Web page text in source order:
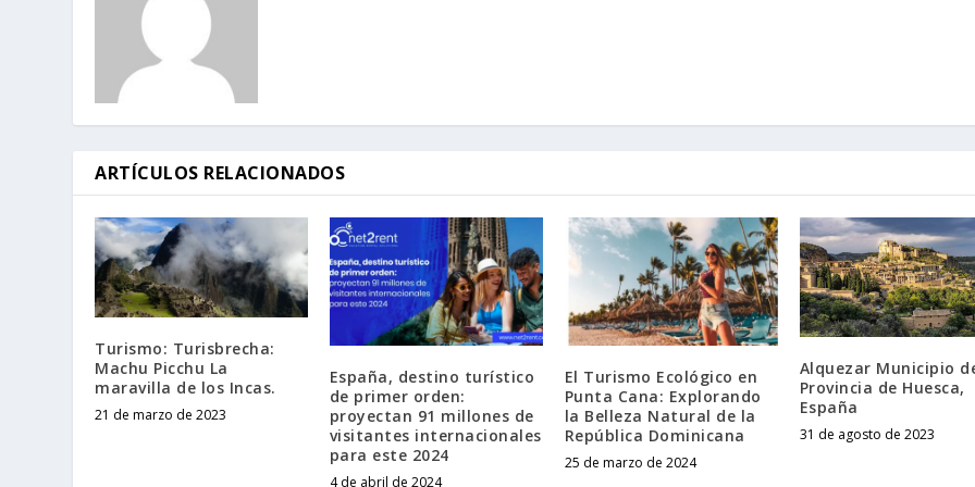
ARTÍCULOS RELACIONADOS
Turismo: Turisbrecha:
Machu Picchu La
maravilla de los Incas.
21 de marzo de 2023
España, destino turístico
de primer orden:
proyectan 91 millones de
visitantes internacionales
para este 2024
4 de abril de 2024
El Turismo Ecológico en
Punta Cana: Explorando
la Belleza Natural de la
República Dominicana
25 de marzo de 2024
Alquezar Municipio
Provincia de Huesca,
España
31 de agosto de 2023